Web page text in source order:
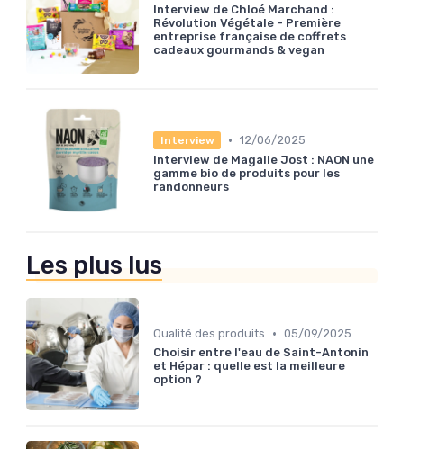
Interview de Chloé Marchand :
Révolution Végétale - Première
entreprise française de coffrets
cadeaux gourmands & vegan
Interview • 12/06/2025
Interview de Magalie Jost : NAON une
gamme bio de produits pour les
randonneurs
Les plus lus
Qualité des produits • 05/09/2025
Choisir entre l'eau de Saint-Antonin
et Hépar : quelle est la meilleure
option ?